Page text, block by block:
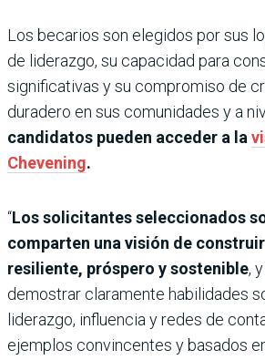
Los becarios son elegidos por sus
de liderazgo, su capacidad para
significativas y su compromiso de
duradero en sus comunidades y a
candidatos pueden acceder a la
Chevening.
“Los solicitantes seleccionados
comparten una visión de
resiliente, próspero y sostenible,
demostrar claramente habilidades
liderazgo, influencia y redes de
ejemplos convincentes y basados